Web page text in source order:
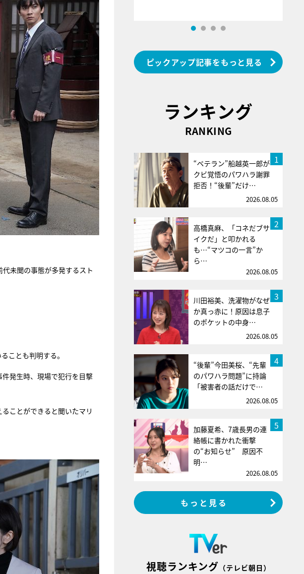
未聞の事態が多発するスト
ことも判明する。
発生時、現場で犯行を目撃
ことができると聞いたマリ
ュー
ピックアップ記事をもっと見る
ランキング
RANKING
1
“ベテラン”船越英一郎が
クビ覚悟のパワハラ謝罪
拒否！“後輩”だけ…
2026.08.05
2
高橋真麻、「コネだブサ
イクだ」と叩かれる
も…“マツコの一言”か
ら…
2026.08.05
3
川田裕美、洗濯物がなぜ
か真っ赤に！原因は息子
のポケットの中身…
2026.08.05
4
“後輩”今田美桜、“先輩
のパワハラ問題”に持論
「被害者の話だけで…
2026.08.05
5
加藤夏希、7歳長男の連
絡帳に書かれた衝撃
の“お知らせ” 原因不
明…
2026.08.05
もっと見る
視聴ランキング （テレビ朝日）